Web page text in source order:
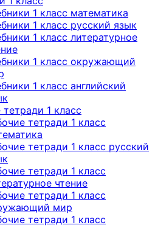
1 класс математика
1 класс русский язык
1 класс литературное
1 класс окружающий
1 класс английский
тетради 1 класс
тетради 1 класс
тетради 1 класс русский
тетради 1 класс
чтение
тетради 1 класс
мир
тетради 1 класс